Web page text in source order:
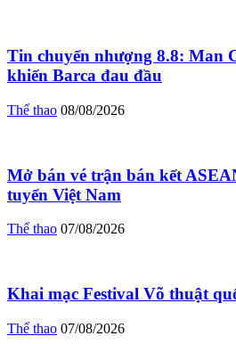
Tin chuyển nhượng 8.8: Man
khiến Barca đau đầu
Thể thao 08/08/2026
Mở bán vé trận bán kết
tuyển Việt Nam
Thể thao 07/08/2026
Khai mạc Festival Võ thuật
Thể thao 07/08/2026